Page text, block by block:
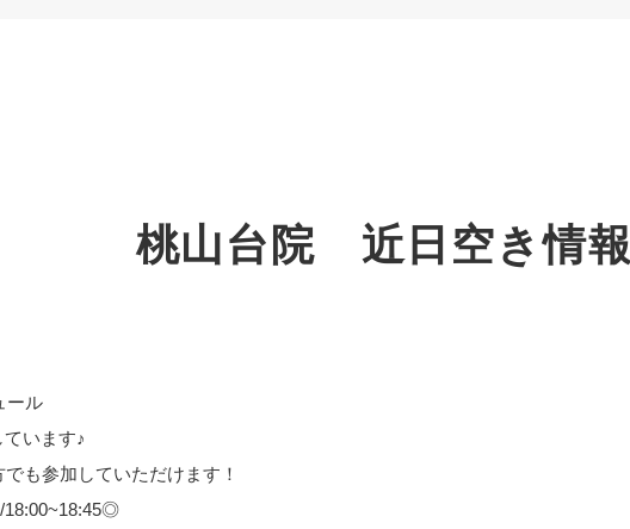
桃山台院 近日空き情報
ール
います♪
も参加していただけます！